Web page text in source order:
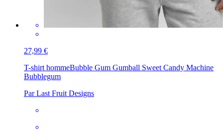
27,99 €
T-shirt hommeBubble Gum Gumball Sweet Candy Machine
Bubblegum
Par Last Fruit Designs